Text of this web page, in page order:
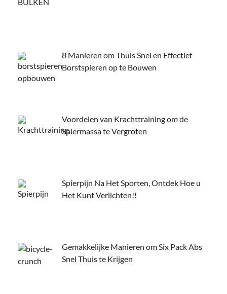
8 Manieren om Thuis Snel en Effectief
Borstspieren op te Bouwen
Voordelen van Krachttraining om de
Spiermassa te Vergroten
Spierpijn Na Het Sporten, Ontdek Hoe u
Het Kunt Verlichten!!
Gemakkelijke Manieren om Six Pack Abs
Snel Thuis te Krijgen